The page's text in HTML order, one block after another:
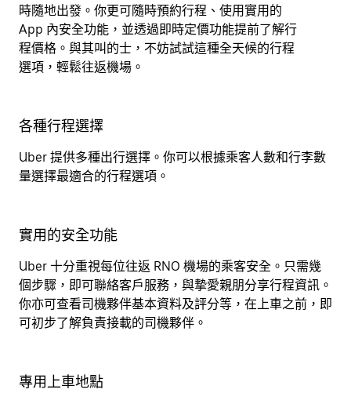
時隨地出發。你更可隨時預約行程、使用實用的
App 內安全功能，並透過即時定價功能提前了解行
程價格。與其叫的士，不妨試試這種全天候的行程
選項，輕鬆往返機場。
各種行程選擇
Uber 提供多種出行選擇。你可以根據乘客人數和行李數
量選擇最適合的行程選項。
實用的安全功能
Uber 十分重視每位往返 RNO 機場的乘客安全。只需幾
個步驟，即可聯絡客戶服務，與摯愛親朋分享行程資訊。
你亦可查看司機夥伴基本資料及評分等，在上車之前，即
可初步了解負責接載的司機夥伴。
專用上車地點